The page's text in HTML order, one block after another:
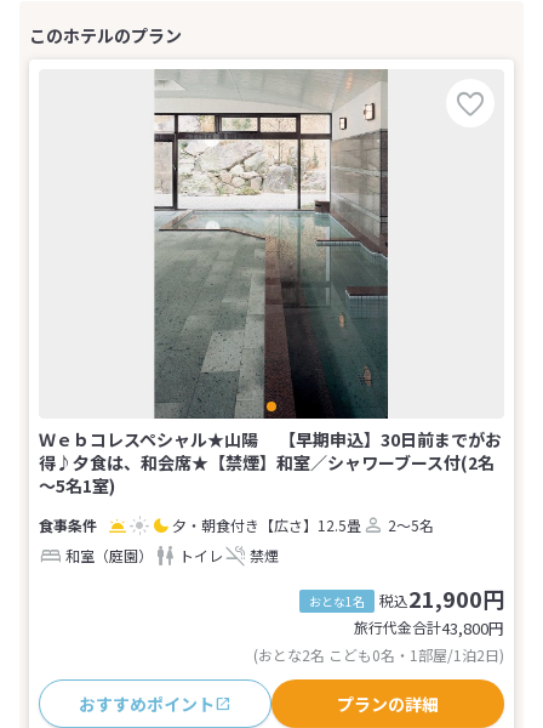
Ｗｅｂコレスペシャル★山陽 【早期申込】30日前までがお
得♪夕食は、和会席★【禁煙】和室／シャワーブース付(2名
～5名1室)
夕・朝食付き 【広さ】12.5畳
2～5名
和室（庭園）
トイレ 禁煙
おとな1名 税込21,900円
旅行代金合計43,800円
(おとな2名 こども0名・1部屋/1泊2日)
おすすめポイント プランの詳細